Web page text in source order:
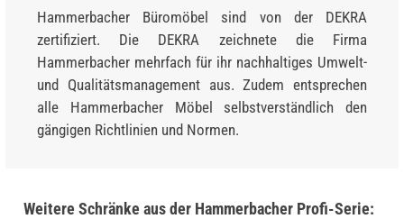
Hammerbacher Büromöbel sind von der DEKRA
zertifiziert. Die DEKRA zeichnete die Firma
Hammerbacher mehrfach für ihr nachhaltiges Umwelt-
und Qualitätsmanagement aus. Zudem entsprechen
alle Hammerbacher Möbel selbstverständlich den
gängigen Richtlinien und Normen.
Weitere Schränke aus der Hammerbacher Profi-Serie: